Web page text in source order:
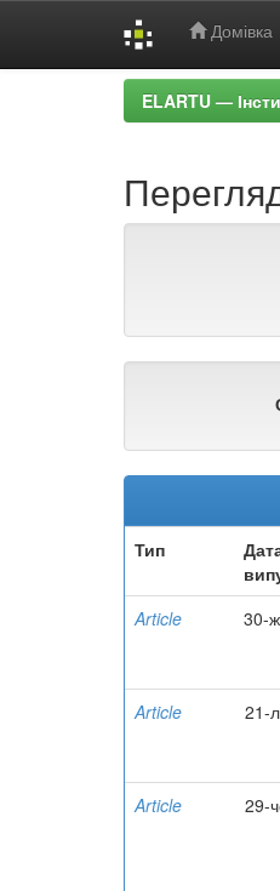
Домівка
ELARTU —
Тип
Article 30-
Article 21-
Article
29-